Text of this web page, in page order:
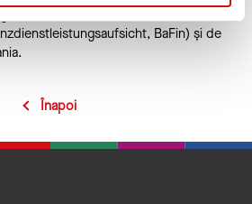
BaFin) și de
Înapoi